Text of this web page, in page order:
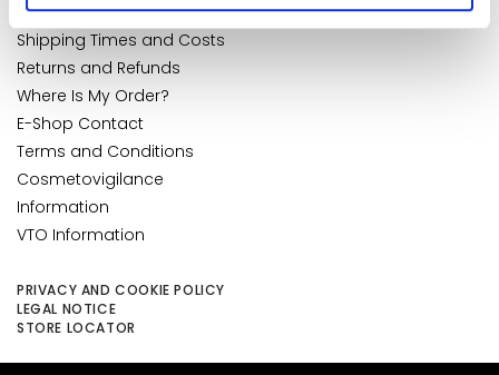
E
x
f
o
l
i
a
t
o
s
M
Payments and Security
Shipping Times and Costs
Returns and Refunds
Where Is My Order?
E-Shop Contact
Terms and Conditions
Cosmetovigilance
Information
VTO Information
PRIVACY AND COOKIE POLICY
LEGAL NOTICE
STORE LOCATOR